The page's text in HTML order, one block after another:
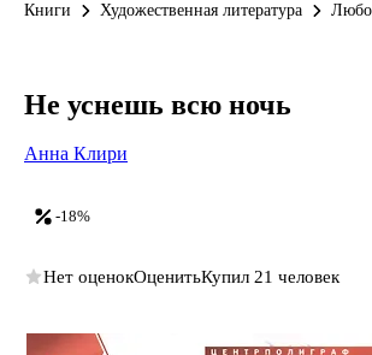
Книги Художественная литература
-18%
Не уснешь всю ночь
Анна Клири
Нет оценокОценитьКупил 21 человек